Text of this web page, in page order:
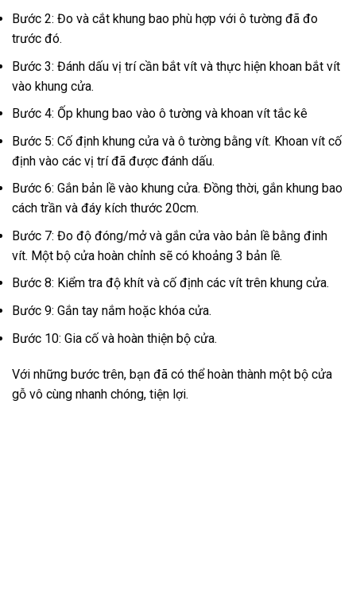
Bước 2: Đo và cắt khung bao phù hợp với ô tường đã đo
trước đó.
Bước 3: Đánh dấu vị trí cần bắt vít và thực hiện khoan bắt vít
vào khung cửa.
Bước 4: Ốp khung bao vào ô tường và khoan vít tắc kê
Bước 5: Cố định khung cửa và ô tường bằng vít. Khoan vít cố
định vào các vị trí đã được đánh dấu.
Bước 6: Gắn bản lề vào khung cửa. Đồng thời, gắn khung bao
cách trần và đáy kích thước 20cm.
Bước 7: Đo độ đóng/mở và gắn cửa vào bản lề bằng đinh
vít. Một bộ cửa hoàn chỉnh sẽ có khoảng 3 bản lề.
Bước 8: Kiểm tra độ khít và cố định các vít trên khung cửa.
Bước 9: Gắn tay nắm hoặc khóa cửa.
Bước 10: Gia cố và hoàn thiện bộ cửa.
Với những bước trên, bạn đã có thể hoàn thành một bộ cửa
gỗ vô cùng nhanh chóng, tiện lợi.